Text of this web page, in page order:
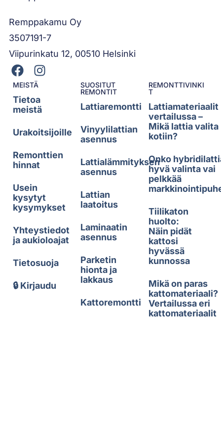
Remppakamu Oy
3507191-7
Viipurinkatu 12, 00510 Helsinki
MEISTÄ
Tietoa
meistä
Urakoitsijoille
Remonttien
hinnat
Usein
kysytyt
kysymykset
Yhteystiedot
ja aukioloajat
Tietosuoja
🔒 Kirjaudu
SUOSITUT
REMONTIT
Lattiaremontti
Vinyylilattian
asennus
Lattialämmityksen
asennus
Lattian
laatoitus
Laminaatin
asennus
Parketin
hionta ja
lakkaus
Kattoremontti
REMONTTIVINKI
T
Lattiamateriaalit
vertailussa –
Mikä lattia valita
kotiin?
Onko
hyvä valinta vai
pelkkää
Tiilikaton
huolto:
Näin pidät
kattosi
hyvässä
kunnossa
Mikä on paras
kattomateriaali?
Vertailussa eri
kattomateriaalit